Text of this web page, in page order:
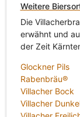
Weitere
Die
erwähnt und
der Zeit
Glockner Pils
Rabenbräu®
Villacher Bock
Villacher